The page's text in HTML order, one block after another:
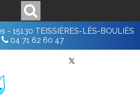
- 15130 TEISSIÈRES-LÈS-BOULIÈS
04 71 62 60 47